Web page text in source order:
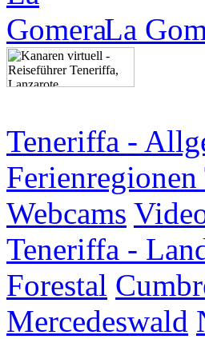
La
Teneriffa -
Webcams
Teneriffa -
Forestal
Mercedeswald